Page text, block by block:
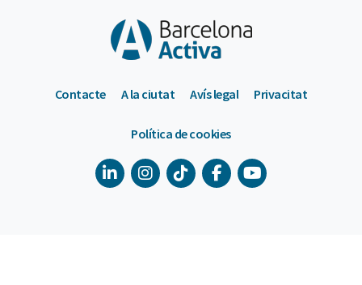
Contacte A la ciutat Avís legal Privacitat
Política de cookies